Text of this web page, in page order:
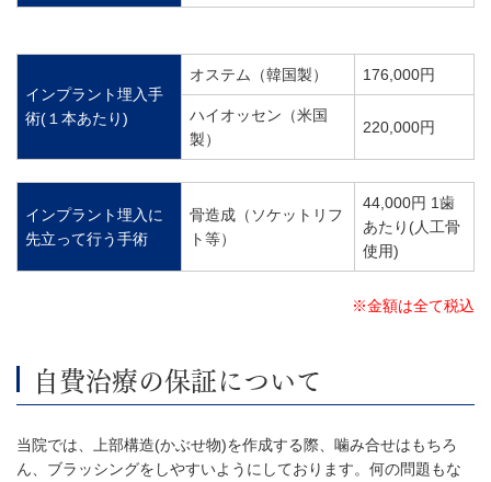
インプラント埋入手
術(１本あたり)
オステム（韓国製） 176,000円
ハイオッセン（米国
製）
220,000円
インプラント埋入に
先立って行う手術
骨造成（ソケットリフ
ト等）
44,000円 1歯
あたり(人工骨
使用)
※金額は全て税込
自費治療の保証について
当院では、上部構造(かぶせ物)を作成する際、噛み合せはもちろ
ん、ブラッシングをしやすいようにしております。何の問題もな